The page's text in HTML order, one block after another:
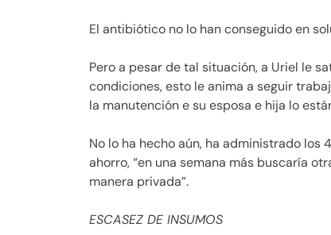
El antibiótico no lo han conseguido en
Pero a pesar de tal situación, a Uriel le
condiciones, esto le anima a seguir
la manutención e su esposa e hija lo
No lo ha hecho aún, ha administrado
ahorro, “en una semana más buscaría
manera privada”.
ESCASEZ DE INSUMOS